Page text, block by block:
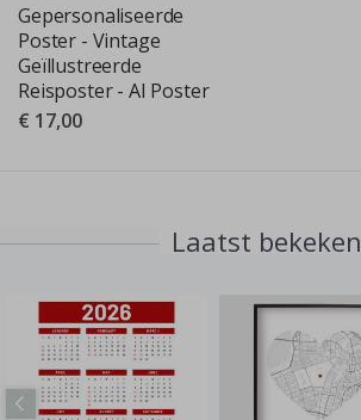
Gepersonaliseerde
Poster - Vintage
Geïllustreerde
Reisposter - AI Poster
€ 17,00
Laatst bekeken